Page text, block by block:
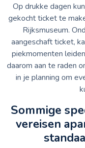
Op drukke dagen
gekocht ticket te
Rijksmuseum.
aangeschaft ticket,
piekmomenten
daarom aan te raden
in je planning om
Sommige
vereisen